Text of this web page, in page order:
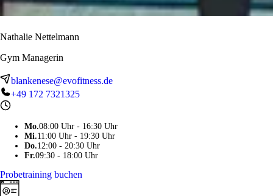
Nathalie Nettelmann
Gym Managerin
blankenese@evofitness.de
+49 172 7321325
Mo.08:00 Uhr - 16:30 Uhr
Mi.11:00 Uhr - 19:30 Uhr
Do.12:00 - 20:30 Uhr
Fr.09:30 - 18:00 Uhr
Probetraining buchen